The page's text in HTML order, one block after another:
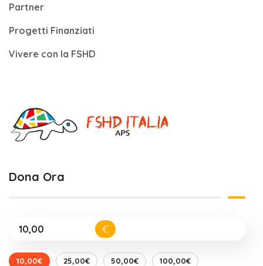
Partner
Progetti Finanziati
Vivere con la FSHD
Dona Ora
€
10,00€ 25,00€ 50,00€ 100,00€